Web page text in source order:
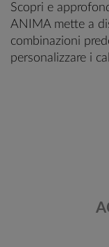
Scopri e
ANIMA mette a
combinazioni
personalizzare i